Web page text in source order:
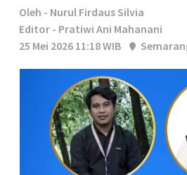
Oleh - Nurul Firdaus Silvia
Editor - Pratiwi Ani Mahanani
25 Mei 2026 11:18 WIB